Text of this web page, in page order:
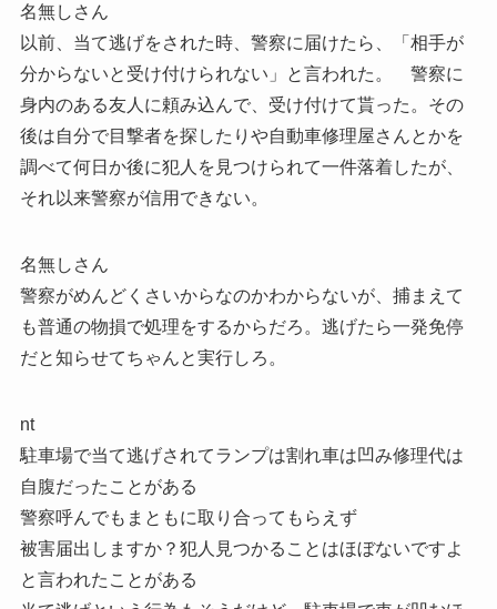
名無しさん
以前、当て逃げをされた時、警察に届けたら、「相手が
分からないと受け付けられない」と言われた。 警察に
身内のある友人に頼み込んで、受け付けて貰った。その
後は自分で目撃者を探したりや自動車修理屋さんとかを
調べて何日か後に犯人を見つけられて一件落着したが、
それ以来警察が信用できない。
名無しさん
警察がめんどくさいからなのかわからないが、捕まえて
も普通の物損で処理をするからだろ。逃げたら一発免停
だと知らせてちゃんと実行しろ。
nt
駐車場で当て逃げされてランプは割れ車は凹み修理代は
自腹だったことがある
警察呼んでもまともに取り合ってもらえず
被害届出しますか？犯人見つかることはほぼないですよ
と言われたことがある